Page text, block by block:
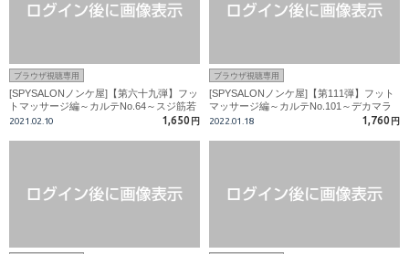
ブラウザ視聴専用
[SPYSALONノンケ屋]【第六十九弾】フッ
トマッサージ編～カルテNo.64～スジ筋若
リーマン、M字開脚ベルトで醜態をさら
2021.02.10 1,650 円
ブラウザ視聴専用
[SPYSALONノンケ屋]【第111弾】フット
マッサージ編～カルテNo.101～デカマラ
いただきまーす！！元体育会系営業マンが
2022.01.18 1,760 円